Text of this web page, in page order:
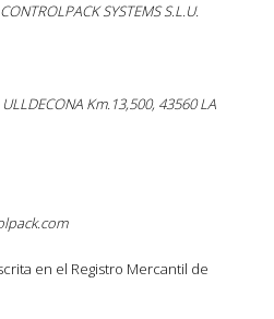
CONTROLPACK SYSTEMS S.L.U.
ULLDECONA Km.13,500, 43560 LA
en el Registro Mercantil de